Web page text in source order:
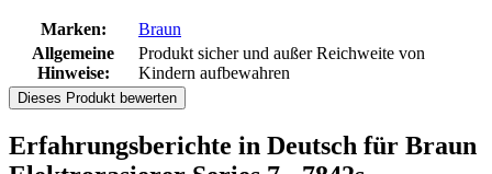
Marken:
Braun
Allgemeine
Hinweise:
Produkt sicher und außer Reichweite von
Kindern aufbewahren
Dieses Produkt bewerten
Erfahrungsberichte in Deutsch für Braun